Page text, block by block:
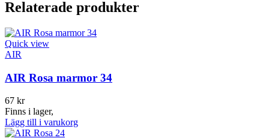
Relaterade produkter
Quick view
AIR
AIR Rosa marmor 34
67 kr
Finns i lager,
Lägg till i varukorg